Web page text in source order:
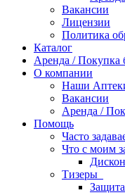
Вакансии
Лицензии
Политика
Каталог
Аренда / Покупка
О компании
Наши
Вакансии
Аренда /
Помощь
Часто
Что с моим
Тизеры